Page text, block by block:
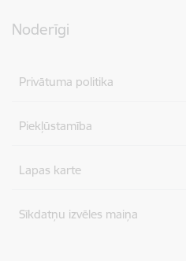
Noderīgi
Privātuma politika
Piekļūstamība
Lapas karte
Sīkdatņu izvēles maiņa